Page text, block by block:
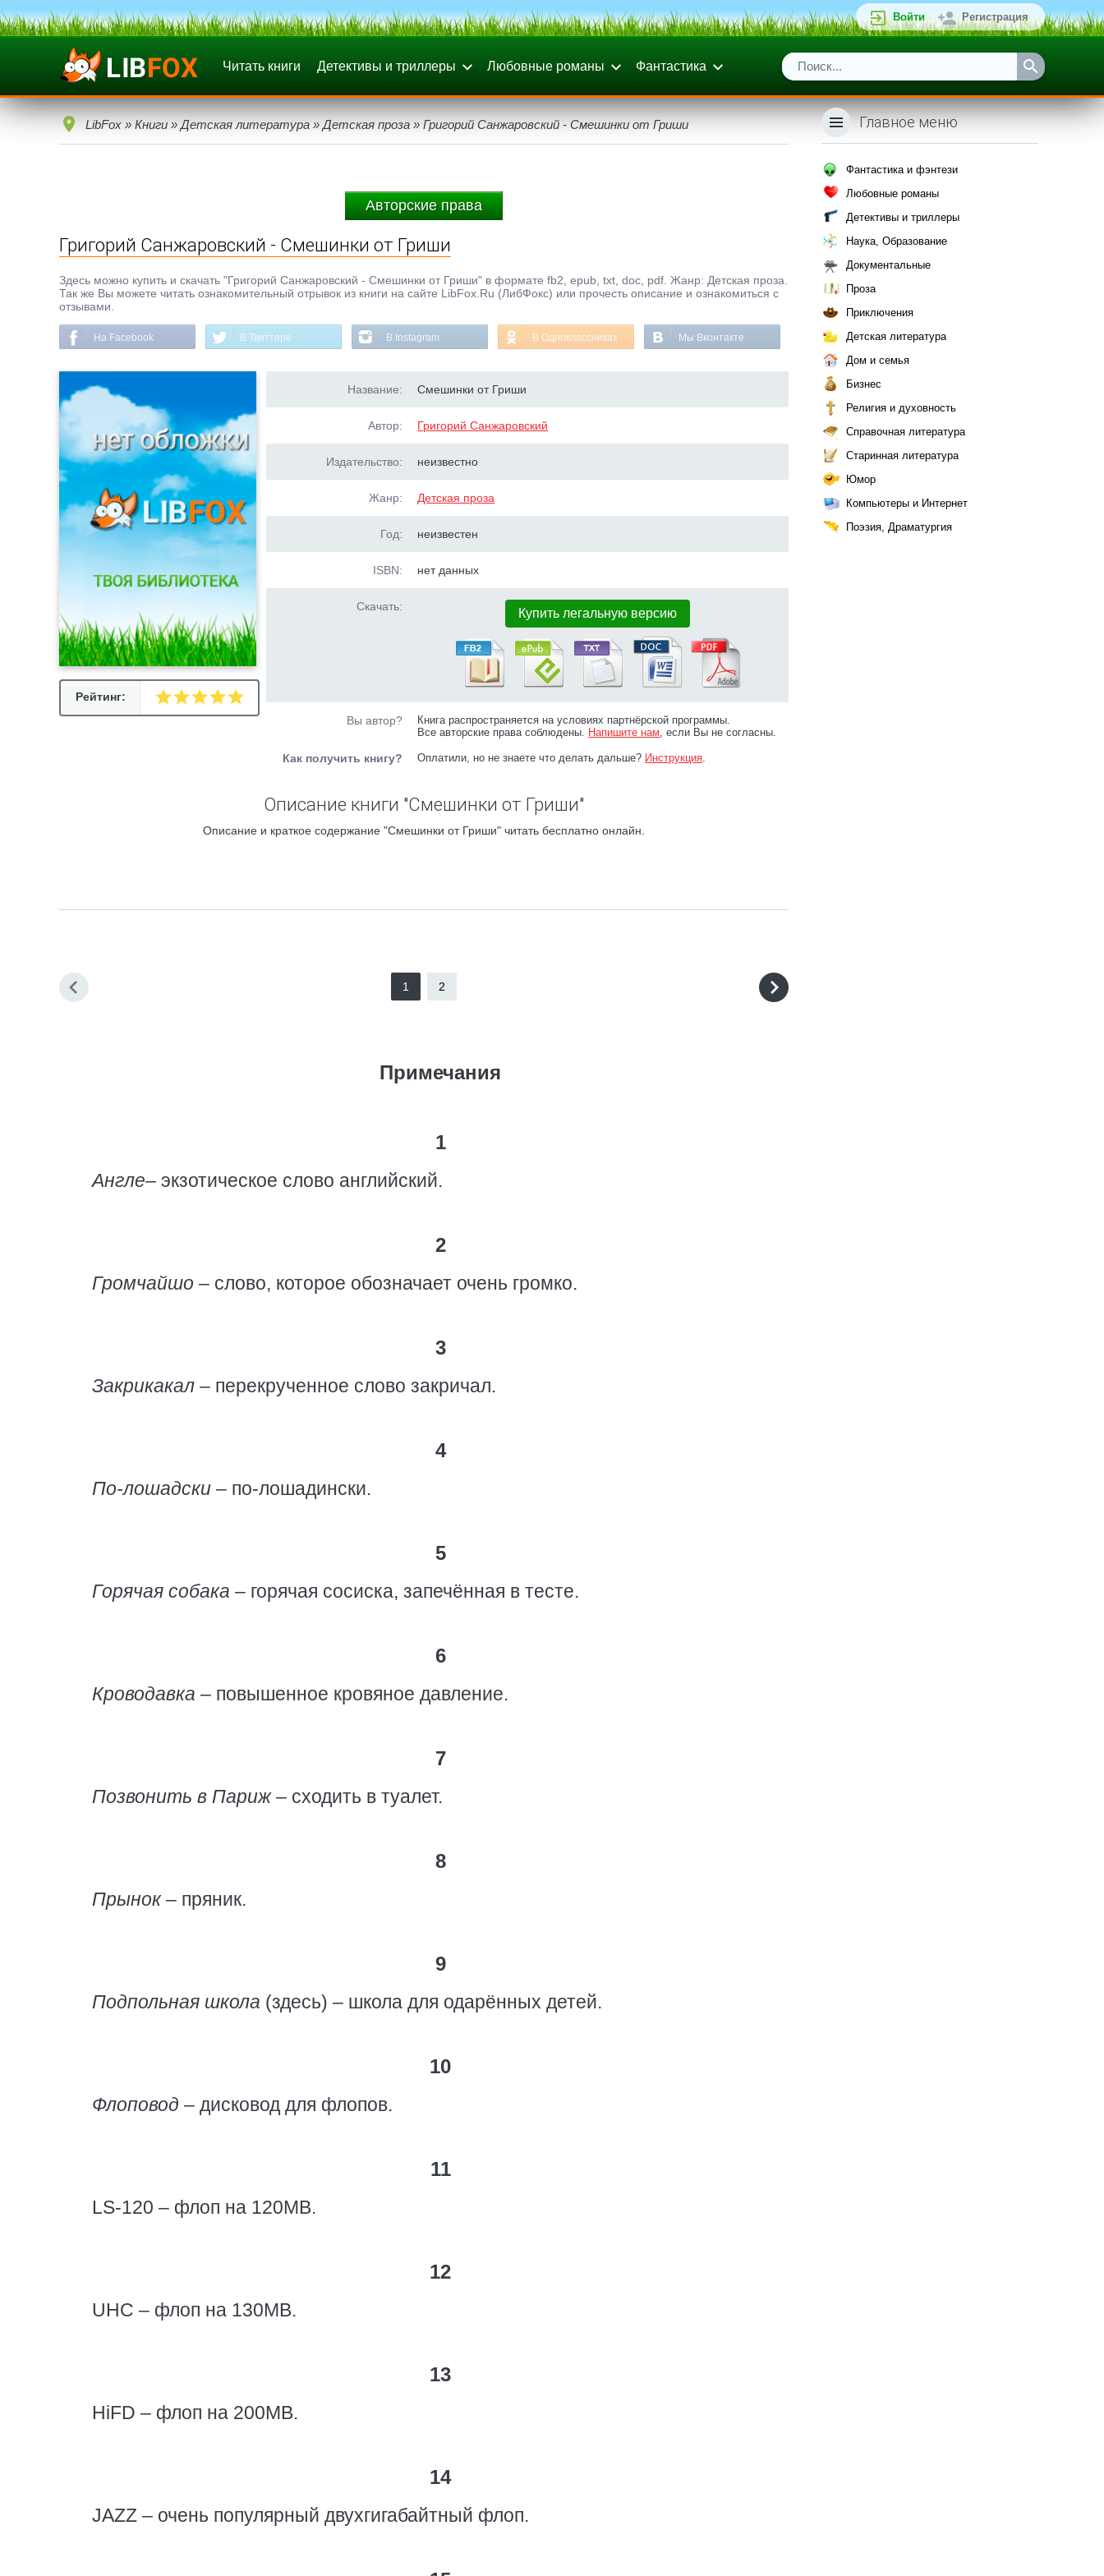
Войти Регистрация
Читать книги Детективы и триллеры Любовные романы Фантастика
LibFox » Книги » Детская литература » Детская проза » Григорий Санжаровский - Смешинки от Гриши
Авторские права
Григорий Санжаровский - Смешинки от Гриши
Здесь можно купить и скачать "Григорий Санжаровский - Смешинки от Гриши" в формате fb2, epub, txt, doc, pdf. Жанр: Детская проза.
Так же Вы можете читать ознакомительный отрывок из книги на сайте LibFox.Ru (ЛибФокс) или прочесть описание и ознакомиться с
отзывами.
На Facebook В Твиттере В Instagram В Одноклассниках Мы Вконтакте
Рейтинг:
Название: Смешинки от Гриши
Автор: Григорий Санжаровский
Издательство: неизвестно
Жанр: Детская проза
Год: неизвестен
ISBN: нет данных
Скачать: Купить легальную версию
Вы автор?
Книга распространяется на условиях партнёрской программы.
Все авторские права соблюдены. Напишите нам, если Вы не согласны.
Как получить книгу? Оплатили, но не знаете что делать дальше? Инструкция.
Описание книги "Смешинки от Гриши"
Описание и краткое содержание "Смешинки от Гриши" читать бесплатно онлайн.
1 2
Примечания
1
Англе– экзотическое слово английский.
2
Громчайшо – слово, которое обозначает очень громко.
3
Закрикакал – перекрученное слово закричал.
4
По-лошадски – по-лошадински.
5
Горячая собака – горячая сосиска, запечённая в тесте.
6
Кроводавка – повышенное кровяное давление.
7
Позвонить в Париж– сходить в туалет.
8
Прынок– пряник.
9
Подпольная школа (здесь) – школа для одарённых детей.
10
Флоповод – дисковод для флопов.
11
LS-120 – флоп на 120MB.
12
UHC – флоп на 130MB.
13
HiFD – флоп на 200MB.
14
JAZZ – очень популярный двухгигабайтный флоп.
Главное меню
Фантастика и фэнтези
Любовные романы
Детективы и триллеры
Наука, Образование
Документальные
Проза
Приключения
Детская литература
Дом и семья
Бизнес
Религия и духовность
Справочная литература
Старинная литература
Юмор
Компьютеры и Интернет
Поэзия, Драматургия